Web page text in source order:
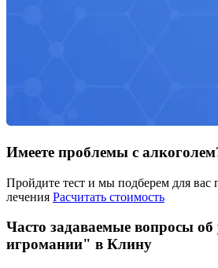
Имеете проблемы с
Пройдите тест и мы подберем для
лечения Расчитать стоимость
Часто задаваемые вопросы об
игромании" в Клину